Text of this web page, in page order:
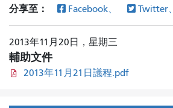
分享至： Facebook、 Twitter、
2013年11月20日，星期三
輔助文件
2013年11月21日議程.pdf